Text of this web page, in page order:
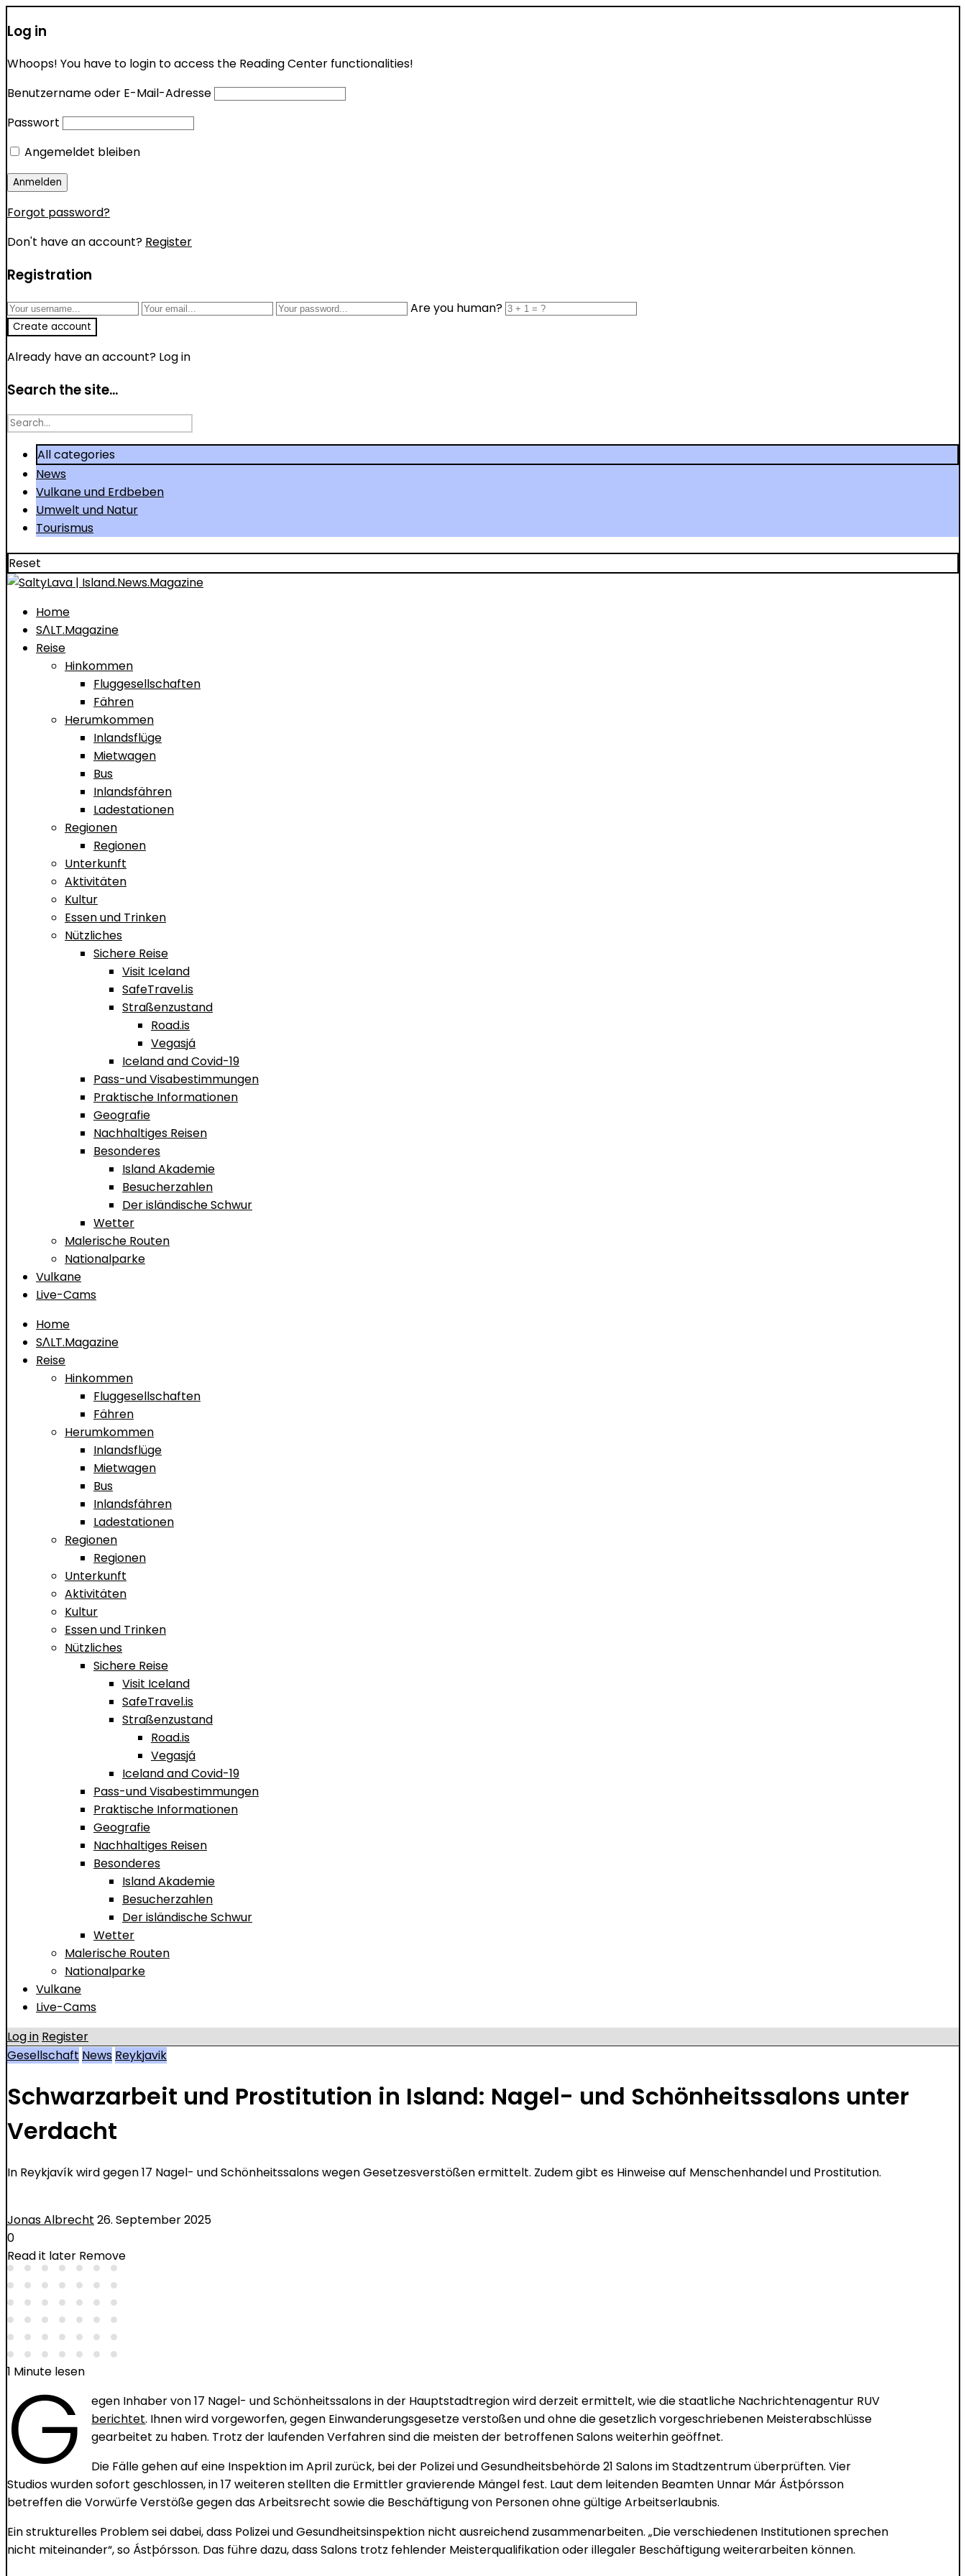
Log in
Whoops! You have to login to access the Reading Center functionalities!
Benutzername oder E-Mail-Adresse
Passwort
Angemeldet bleiben
Forgot password?
Don't have an account? Register
Registration
Are you human?
Already have an account? Log in
Search the site...
Search
All categories
News
Vulkane und Erdbeben
Umwelt und Natur
Tourismus
Reset
Home
SΛLT.Magazine
Reise
Hinkommen
Fluggesellschaften
Fähren
Herumkommen
Inlandsflüge
Mietwagen
Bus
Inlandsfähren
Ladestationen
Regionen
Regionen
Unterkunft
Aktivitäten
Kultur
Essen und Trinken
Nützliches
Sichere Reise
Visit Iceland
SafeTravel.is
Straßenzustand
Road.is
Vegasjá
Iceland and Covid-19
Pass-und Visabestimmungen
Praktische Informationen
Geografie
Nachhaltiges Reisen
Besonderes
Island Akademie
Besucherzahlen
Der isländische Schwur
Wetter
Malerische Routen
Nationalparke
Vulkane
Live-Cams
Home
SΛLT.Magazine
Reise
Hinkommen
Fluggesellschaften
Fähren
Herumkommen
Inlandsflüge
Mietwagen
Bus
Inlandsfähren
Ladestationen
Regionen
Regionen
Unterkunft
Aktivitäten
Kultur
Essen und Trinken
Nützliches
Sichere Reise
Visit Iceland
SafeTravel.is
Straßenzustand
Road.is
Vegasjá
Iceland and Covid-19
Pass-und Visabestimmungen
Praktische Informationen
Geografie
Nachhaltiges Reisen
Besonderes
Island Akademie
Besucherzahlen
Der isländische Schwur
Wetter
Malerische Routen
Nationalparke
Vulkane
Live-Cams
Log in Register
Gesellschaft News Reykjavik
Schwarzarbeit und Prostitution in Island: Nagel- und Schönheitssalons unter
Verdacht
In Reykjavík wird gegen 17 Nagel- und Schönheitssalons wegen Gesetzesverstößen ermittelt. Zudem gibt es Hinweise auf Menschenhandel und Prostitution.
Jonas Albrecht 26. September 2025
0
Read it later Remove
1 Minute lesen
G
egen Inhaber von 17 Nagel- und Schönheitssalons in der Hauptstadtregion wird derzeit ermittelt, wie die staatliche Nachrichtenagentur RUV
berichtet. Ihnen wird vorgeworfen, gegen Einwanderungsgesetze verstoßen und ohne die gesetzlich vorgeschriebenen Meisterabschlüsse
gearbeitet zu haben. Trotz der laufenden Verfahren sind die meisten der betroffenen Salons weiterhin geöffnet.
Die Fälle gehen auf eine Inspektion im April zurück, bei der Polizei und Gesundheitsbehörde 21 Salons im Stadtzentrum überprüften. Vier
Studios wurden sofort geschlossen, in 17 weiteren stellten die Ermittler gravierende Mängel fest. Laut dem leitenden Beamten Unnar Már Ástþórsson
betreffen die Vorwürfe Verstöße gegen das Arbeitsrecht sowie die Beschäftigung von Personen ohne gültige Arbeitserlaubnis.
Ein strukturelles Problem sei dabei, dass Polizei und Gesundheitsinspektion nicht ausreichend zusammenarbeiten. „Die verschiedenen Institutionen sprechen
nicht miteinander“, so Ástþórsson. Das führe dazu, dass Salons trotz fehlender Meisterqualifikation oder illegaler Beschäftigung weiterarbeiten können.